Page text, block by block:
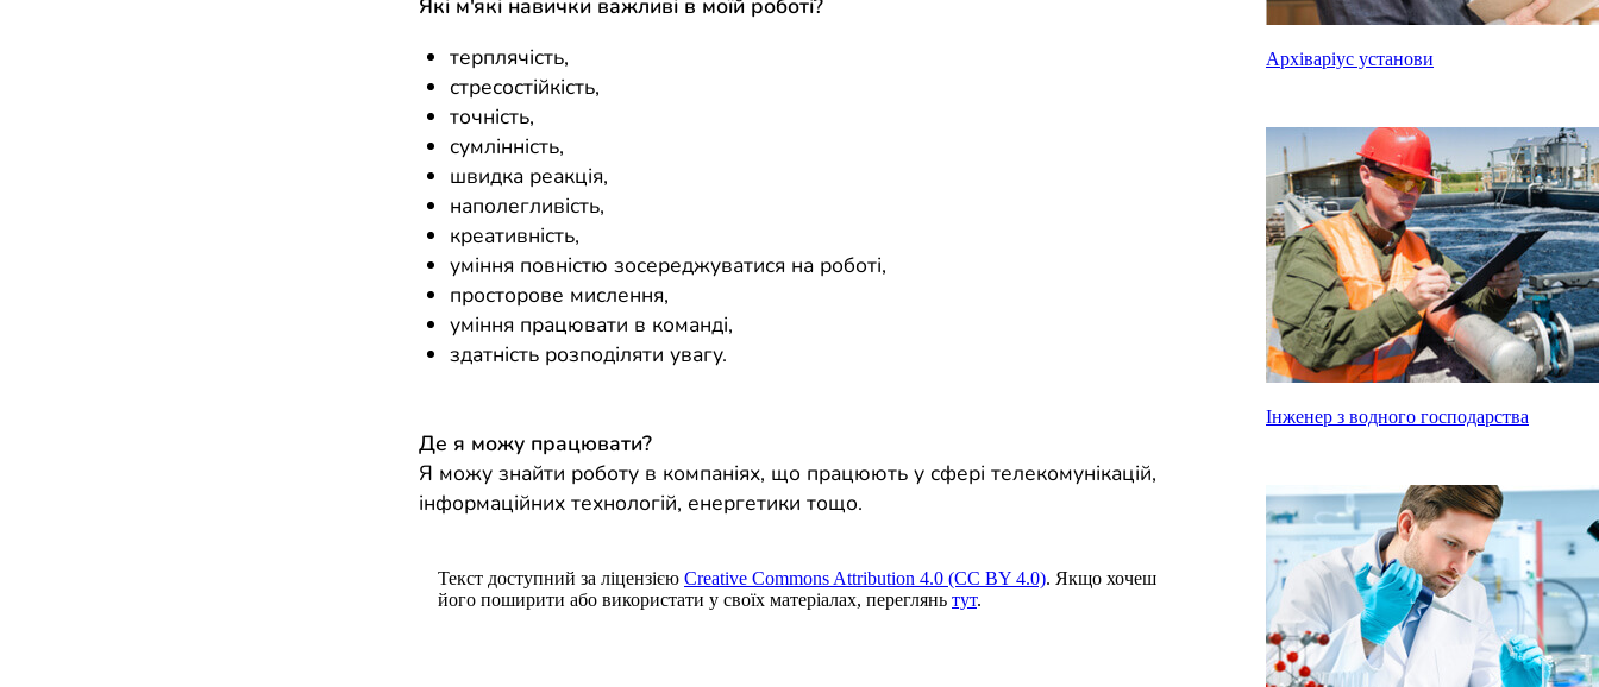
Які м'які навички важливі в моїй роботі?
терплячість,
стресостійкість,
точність,
сумлінність,
швидка реакція,
наполегливість,
креативність,
уміння повністю зосереджуватися на роботі,
просторове мислення,
уміння працювати в команді,
здатність розподіляти увагу.
Де я можу працювати?
Я можу знайти роботу в компаніях, що працюють у сфері телекомунікацій,
інформаційних технологій, енергетики тощо.
Текст доступний за ліцензією Creative Commons Attribution 4.0 (CC BY 4.0). Якщо хочеш
його поширити або використати у своїх матеріалах, переглянь тут.
Архіваріус установи
Інженер з водного господарства